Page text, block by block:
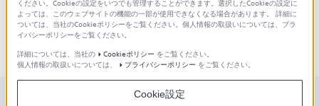
デジタルペーパーでファイル、フォル
ダーの登録・削除等の操作は、全てデ
ジタルペーパー本体から行うことがで
きますか？
ください。Cookieの設定をいつでも管理することができます。選択したCookieの設定に
よっては、このウェブサイトの機能の一部が使用できなくなる場合があります。 詳細に
ついては、当社のCookieポリシーをご覧ください。個人情報の取扱いについては、プラ
イバシーポリシーをご覧ください。
詳細については、当社の
Cookieポリシー をご覧ください。
個人情報の取扱いについては、
プライバシーポリシー をご覧ください。
Cookie設定